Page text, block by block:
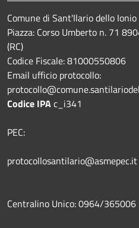
Comune di Sant'Ilario dello Ionio
Piazza: Corso Umberto n. 71
(RC)
Codice Fiscale: 81000550806
Email ufficio protocollo:
Codice IPAc_i341
PEC:
protocollosantilario@asmepec.it
Centralino Unico: 0964/